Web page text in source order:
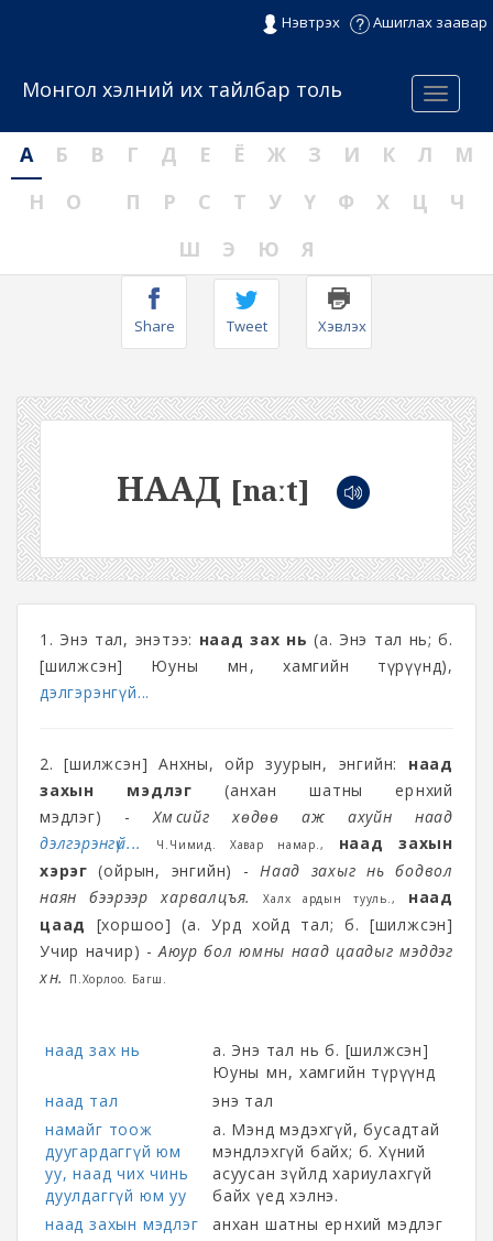
Нэвтрэх Ашиглах заавар
Menu
Монгол хэлний их тайлбар толь
А Б В Г Д Е Ё Ж З И К Л
М
Н
О П Р С Т У Ү Ф Х Ц
Ч
Ш
Э Ю Я
Share Tweet Хэвлэх
НААД [naːt]
1. Энэ тал, энэтээ: наад зах нь (а. Энэ тал нь; б.
[шилжсэн] Юуны өмнө, хамгийн түрүүнд),
дэлгэрэнгүй...
2. [шилжсэн] Анхны, ойр зуурын, энгийн: наад
захын мэдлэг (анхан шатны ерөнхий
мэдлэг) -Хүмүүсийг хөдөө аж ахуйн наад
дэлгэрэнгүй...
Ч.Чимид. Хавар намар.,
наад захын
хэрэг (ойрын, энгийн) - Наад захыг нь бодвол
наян бээрээр харвалцъя.
Халх ардын тууль.,
наад
цаад
[хоршоо] (а. Урд хойд тал; б. [шилжсэн]
Учир начир) -Аюур бол юмны наад цаадыг мэддэг
хүн.
П.Хорлоо. Багш.
наад зах нь
а. Энэ тал нь б. [шилжсэн]
Юуны өмнө, хамгийн түрүүнд
наад тал
энэ тал
намайг тоож
дуугардаггүй юм
уу, наад чих чинь
дуулдаггүй юм уу
а. Мэнд мэдэхгүй, бусадтай
мэндлэхгүй байх; б. Хүний
асуусан зүйлд хариулахгүй
байх үед хэлнэ.
наад захын мэдлэг
анхан шатны ерөнхий мэдлэг